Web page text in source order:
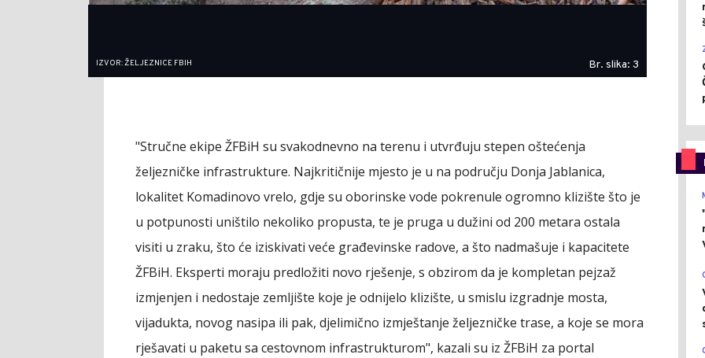
IZVOR: ŽELJEZNICE FBIH Br. slika: 3
"Stručne ekipe ŽFBiH su svakodnevno na terenu i utvrđuju stepen oštećenja
željezničke infrastrukture. Najkritičnije mjesto je u na području Donja Jablanica,
lokalitet Komadinovo vrelo, gdje su oborinske vode pokrenule ogromno klizište što je
u potpunosti uništilo nekoliko propusta, te je pruga u dužini od 200 metara ostala
visiti u zraku, što će iziskivati veće građevinske radove, a što nadmašuje i kapacitete
ŽFBiH. Eksperti moraju predložiti novo rješenje, s obzirom da je kompletan pejzaž
izmjenjen i nedostaje zemljište koje je odnijelo klizište, u smislu izgradnje mosta,
vijadukta, novog nasipa ili pak, djelimično izmještanje željezničke trase, a koje se mora
rješavati u paketu sa cestovnom infrastrukturom", kazali su iz ŽFBiH za portal